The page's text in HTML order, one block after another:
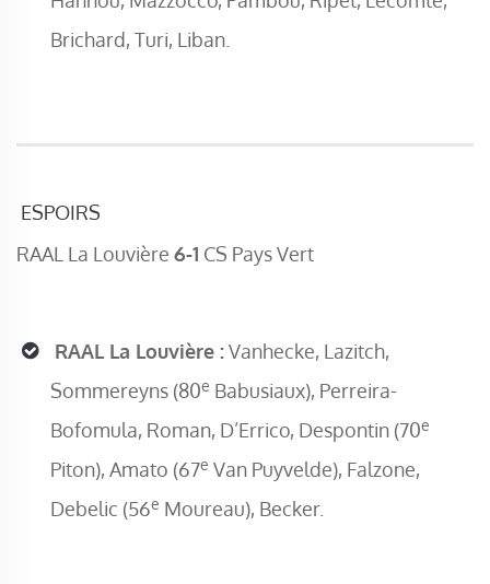
Brichard, Turi, Liban.
ESPOIRS
RAAL La Louvière 6-1 CS Pays Vert
RAAL La Louvière :Vanhecke, Lazitch,
Sommereyns (80e Babusiaux), Perreira-
Bofomula, Roman, D’Errico, Despontin (70e
Piton), Amato (67e Van Puyvelde), Falzone,
Debelic (56e Moureau), Becker.